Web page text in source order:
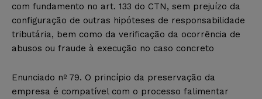
com fundamento no art. 133 do CTN, sem prejuízo da
configuração de outras hipóteses de responsabilidade
tributária, bem como da verificação da ocorrência de
abusos ou fraude à execução no caso concreto
Enunciado nº 79. O princípio da preservação da
empresa é compatível com o processo falimentar